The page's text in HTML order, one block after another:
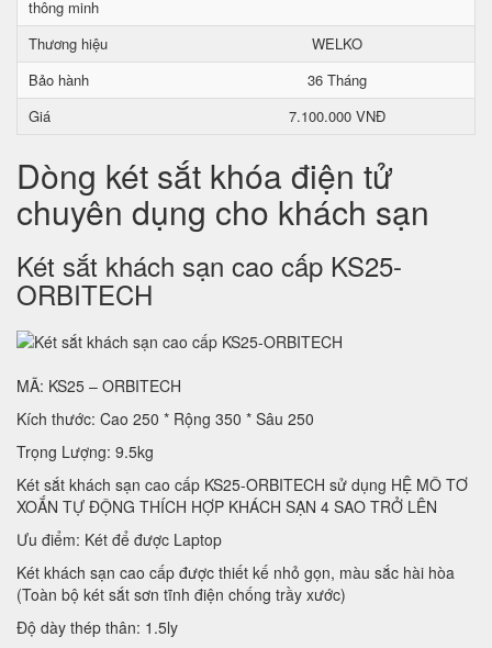
thông minh
Thương hiệu
WELKO
Bảo hành
36 Tháng
Giá
7.100.000 VNĐ
Dòng két sắt khóa điện tử
chuyên dụng cho khách sạn
Két sắt khách sạn cao cấp KS25-
ORBITECH
MÃ: KS25 – ORBITECH
Kích thước: Cao 250 * Rộng 350 * Sâu 250
Trọng Lượng: 9.5kg
Két sắt khách sạn cao cấp KS25-ORBITECH sử dụng HỆ MÔ TƠ
XOẮN TỰ ĐỘNG THÍCH HỢP KHÁCH SẠN 4 SAO TRỞ LÊN
Ưu điểm: Két để được Laptop
Két khách sạn cao cấp được thiết kế nhỏ gọn, màu sắc hài hòa
(Toàn bộ két sắt sơn tĩnh điện chống trầy xước)
Độ dày thép thân: 1.5ly